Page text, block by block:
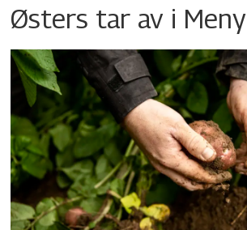
Østers tar av i Meny